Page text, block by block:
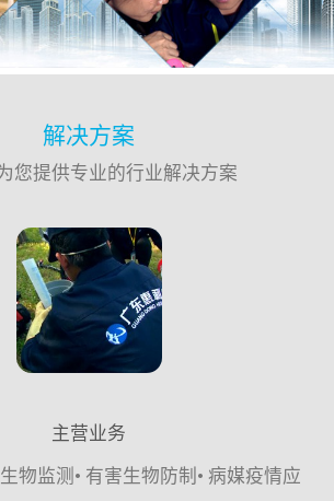
解决方案
您提供专业的行业解决方案
主营业务
物监测• 有害生物防制• 病媒疫情应